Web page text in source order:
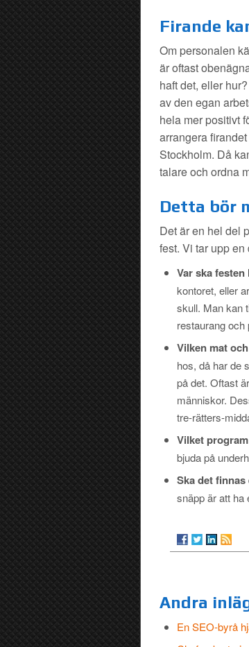
Firande
Om personalen
är oftast
haft det, eller
av den egan
hela mer positivt
arrangera
Stockholm. Då
talare och ordna
Detta bör
Det är en hel del
fest. Vi tar upp
Var ska festen
kontoret, eller
skull. Man kan
restaurang
Vilken mat
hos, då har de
på det. Oftast
människor.
tre-rätters-
Vilket
bjuda på
Ska det
snäpp är att ha
Andra
En SEO-byrå